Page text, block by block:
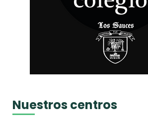
Nuestros centros